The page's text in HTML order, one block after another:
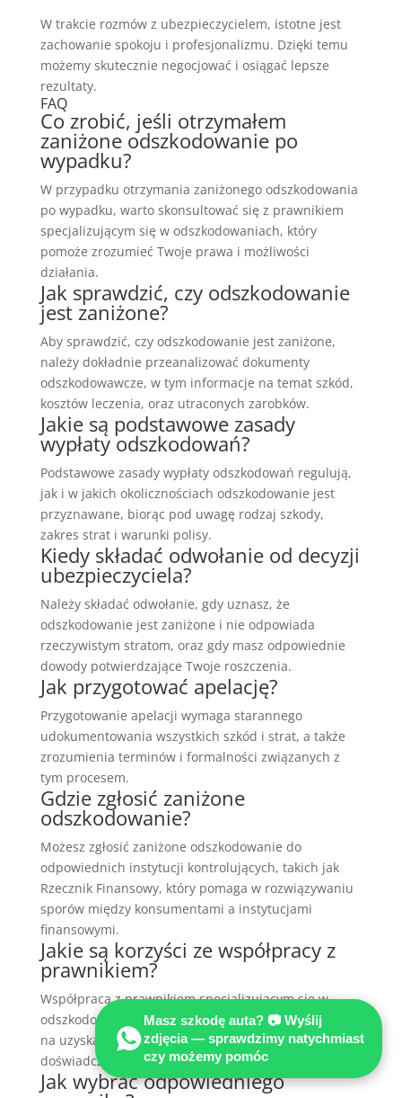
W trakcie rozmów z ubezpieczycielem, istotne jest
zachowanie spokoju i profesjonalizmu. Dzięki temu
możemy skutecznie negocjować i osiągać lepsze
rezultaty.
FAQ
Co zrobić, jeśli otrzymałem
zaniżone odszkodowanie po
wypadku?
W przypadku otrzymania zaniżonego odszkodowania
po wypadku, warto skonsultować się z prawnikiem
specjalizującym się w odszkodowaniach, który
pomoże zrozumieć Twoje prawa i możliwości
działania.
Jak sprawdzić, czy odszkodowanie
jest zaniżone?
Aby sprawdzić, czy odszkodowanie jest zaniżone,
należy dokładnie przeanalizować dokumenty
odszkodowawcze, w tym informacje na temat szkód,
kosztów leczenia, oraz utraconych zarobków.
Jakie są podstawowe zasady
wypłaty odszkodowań?
Podstawowe zasady wypłaty odszkodowań regulują,
jak i w jakich okolicznościach odszkodowanie jest
przyznawane, biorąc pod uwagę rodzaj szkody,
zakres strat i warunki polisy.
Kiedy składać odwołanie od decyzji
ubezpieczyciela?
Należy składać odwołanie, gdy uznasz, że
odszkodowanie jest zaniżone i nie odpowiada
rzeczywistym stratom, oraz gdy masz odpowiednie
dowody potwierdzające Twoje roszczenia.
Jak przygotować apelację?
Przygotowanie apelacji wymaga starannego
udokumentowania wszystkich szkód i strat, a także
zrozumienia terminów i formalności związanych z
tym procesem.
Gdzie zgłosić zaniżone
odszkodowanie?
Możesz zgłosić zaniżone odszkodowanie do
odpowiednich instytucji kontrolujących, takich jak
Rzecznik Finansowy, który pomaga w rozwiązywaniu
sporów między konsumentami a instytucjami
finansowymi.
Jakie są korzyści ze współpracy z
prawnikiem?
Współpraca z prawnikiem specjalizującym się w
odszkodowaniach może znacznie zwiększyć szanse
na uzyskanie wyższego odszkodowania dzięki jego
doświadczeniu i wiedzy.
Jak wybrać odpowiedniego
Masz szkodę auta? 📷 Wyślij
zdjęcia — sprawdzimy natychmiast
czy możemy pomóc